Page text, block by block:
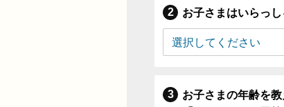
お子さまはいらっし
お子さまの年齢を